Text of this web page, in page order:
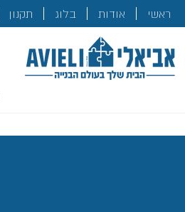
ראשי אודות בלוג תקנון